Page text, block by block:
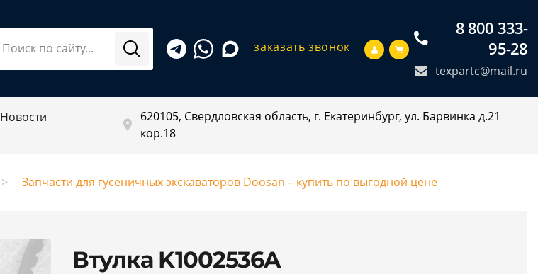
заказать звонок
8 800 333-
95-28
texpartc@mail.ru
Новости
620105, Свердловская область, г. Екатеринбург, ул. Барвинка д.21
кор.18
Запчасти для гусеничных экскаваторов Doosan – купить по выгодной цене
Втулка K1002536A